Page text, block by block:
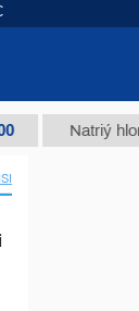
Natriý hlorly